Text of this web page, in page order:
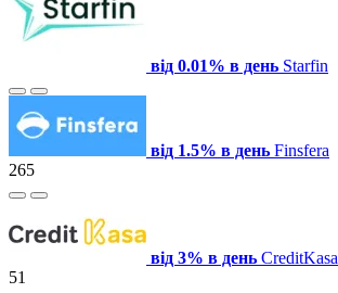
від 0.01% в день Starfin
від 1.5% в день Finsfera
265
від 3% в день СreditKasa
51